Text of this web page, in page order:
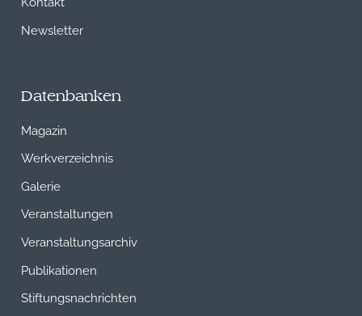
Newsletter
Datenbanken
Magazin
Werkverzeichnis
Galerie
Veranstaltungen
Veranstaltungsarchiv
Publikationen
Stiftungsnachrichten